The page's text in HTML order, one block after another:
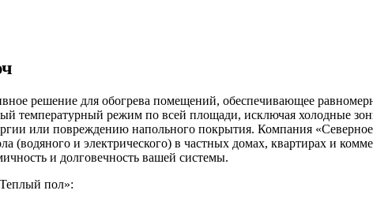
решение для обогрева помещений, обеспечивающее
температурный режим по всей площади, исключая холодные
или повреждению напольного покрытия. Компания
(водяного и электрического) в частных домах, квартирах и
и долговечность вашей системы.
пол»: